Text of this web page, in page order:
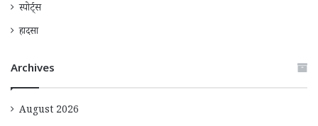
स्पोर्ट्स
हादसा
Archives
August 2026